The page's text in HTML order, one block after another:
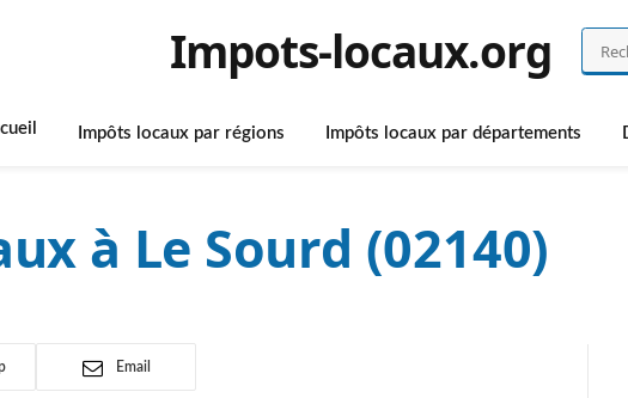
Impots-locaux.org
Impôts locaux par régions Impôts locaux par départements
à Le Sourd (02140)
Email